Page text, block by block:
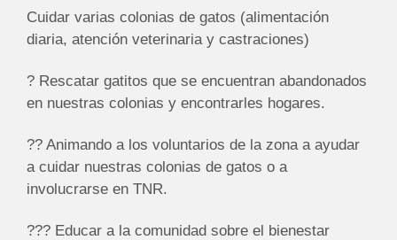
Cuidar varias colonias de gatos (alimentación
diaria, atención veterinaria y castraciones)
? Rescatar gatitos que se encuentran abandonados
en nuestras colonias y encontrarles hogares.
?? Animando a los voluntarios de la zona a ayudar
a cuidar nuestras colonias de gatos o a
involucrarse en TNR.
??‍? Educar a la comunidad sobre el bienestar